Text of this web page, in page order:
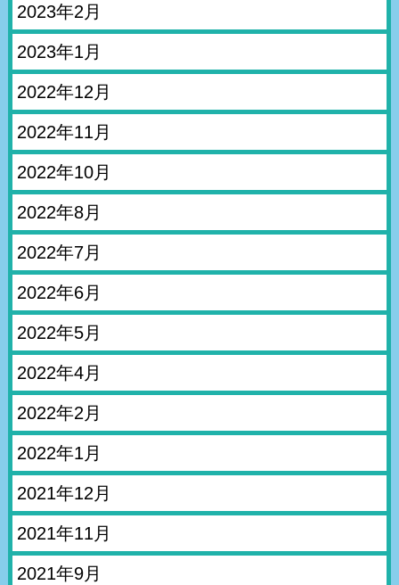
2023年2月
2023年1月
2022年12月
2022年11月
2022年10月
2022年8月
2022年7月
2022年6月
2022年5月
2022年4月
2022年2月
2022年1月
2021年12月
2021年11月
2021年9月